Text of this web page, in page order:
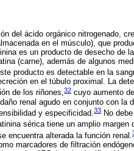
del ácido orgánico nitrogenado,
en el músculo), que
es un producto de desecho de
(carne), además de algunos
producto es detectable en la
en el túbulo proximal. La
de los riñones,32 cuyo aumento
renal agudo en conjunto con la
y especificidad.33 No
sérica tiene un amplio margen
encuentra alterada la función renal.
marcadores de filtración